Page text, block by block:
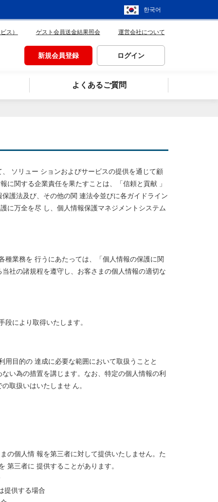
한국어
ス） ゲスト会員送金結果照会 運営会社について
新規会員登録 ログイン
よくあるご質問
ソリュー ションおよびサービスの提供を通じて顧
関する企業責任を果たすことは、「信頼と貢献 」
護法及び、その他の関 連法令並びに各ガイドライン
に万全を尽 し、個人情報保護マネジメントシステム
種業務を 行うにあたっては、「個人情報の保護に関
社の諸規程を遵守し、お客さまの個人情報の適切な
により取得いたします。
目的の 達成に必要な範囲において取扱うことと
い為の措置を講じます。なお、特定の個人情報の利
取扱いはいたしませ ん。
の個人情 報を第三者に対して提供いたしません。た
第三者に 提供することがあります。
提供する場合